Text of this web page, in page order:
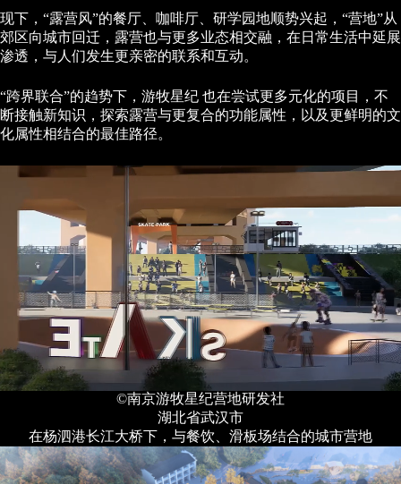
现下，“露营风”的餐厅、咖啡厅、研学园地顺势兴起，“营地”从
郊区向城市回迁，露营也与更多业态相交融，在日常生活中延展
渗透，与人们发生更亲密的联系和互动。
“跨界联合”的趋势下，游牧星纪 也在尝试更多元化的项目，不
断接触新知识，探索露营与更复合的功能属性，以及更鲜明的文
化属性相结合的最佳路径。
©南京游牧星纪营地研发社
湖北省武汉市
在杨泗港长江大桥下，与餐饮、滑板场结合的城市营地